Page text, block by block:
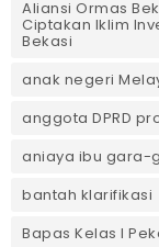
Aliansi Ormas
Ciptakan Iklim
Bekasi
anak negeri
anggota DPRD
aniaya ibu gara-
bantah klarifikasi
Bapas Kelas I